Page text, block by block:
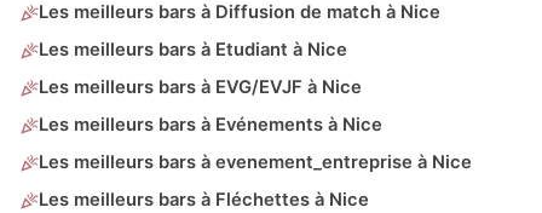
Les meilleurs bars à Diffusion de match à Nice
Les meilleurs bars à Etudiant à Nice
Les meilleurs bars à EVG/EVJF à Nice
Les meilleurs bars à Evénements à Nice
Les meilleurs bars à evenement_entreprise à Nice
Les meilleurs bars à Fléchettes à Nice